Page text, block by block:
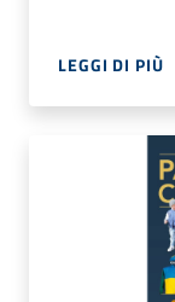
LEGGI DI PIÙ